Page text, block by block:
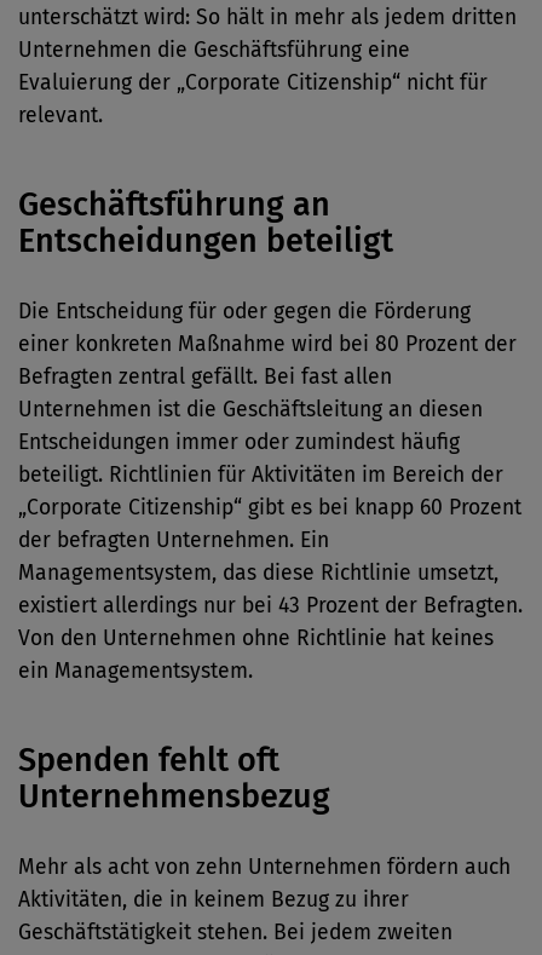
unterschätzt wird: So hält in mehr als jedem dritten
Unternehmen die Geschäftsführung eine
Evaluierung der „Corporate Citizenship“ nicht für
relevant.
Geschäftsführung an
Entscheidungen beteiligt
Die Entscheidung für oder gegen die Förderung
einer konkreten Maßnahme wird bei 80 Prozent der
Befragten zentral gefällt. Bei fast allen
Unternehmen ist die Geschäftsleitung an diesen
Entscheidungen immer oder zumindest häufig
beteiligt. Richtlinien für Aktivitäten im Bereich der
„Corporate Citizenship“ gibt es bei knapp 60 Prozent
der befragten Unternehmen. Ein
Managementsystem, das diese Richtlinie umsetzt,
existiert allerdings nur bei 43 Prozent der Befragten.
Von den Unternehmen ohne Richtlinie hat keines
ein Managementsystem.
Spenden fehlt oft
Unternehmensbezug
Mehr als acht von zehn Unternehmen fördern auch
Aktivitäten, die in keinem Bezug zu ihrer
Geschäftstätigkeit stehen. Bei jedem zweiten